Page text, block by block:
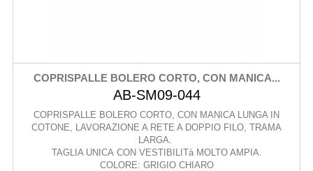
COPRISPALLE BOLERO CORTO, CON MANICA...
AB-SM09-044
COPRISPALLE BOLERO CORTO, CON MANICA LUNGA IN
COTONE, LAVORAZIONE A RETE A DOPPIO FILO, TRAMA
LARGA.
TAGLIA UNICA CON VESTIBILITà MOLTO AMPIA.
COLORE: GRIGIO CHIARO